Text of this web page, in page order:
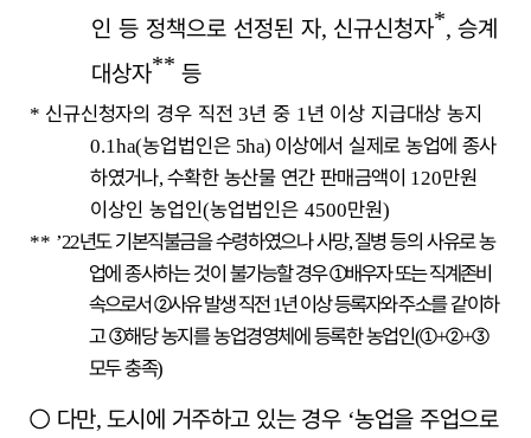
인 등 정책으로 선정된 자, 신규신청자*, 승계
대상자** 등
* 신규신청자의 경우 직전3년 중 1년 이상 지급대상 농지
0.1ha(농업법인은 5ha) 이상에서 실제로 농업에 종사
하였거나,수확한 농산물 연간 판매금액이 120만원
이상인 농업인(농업법인은4500만원)
** ’22년도 기본직불금을 수령하였으나 사망,질병 등의 사유로 농
업에 종사하는 것이 불가능할 경우①배우자 또는 직계존비
속으로서 ②사유 발생 직전 1년 이상 등록자와주소를 같이하
고③해당 농지를 농업경영체에 등록한 농업인(①+②+③
모두 충족)
○ 다만, 도시에 거주하고 있는 경우 ‘농업을 주업으로